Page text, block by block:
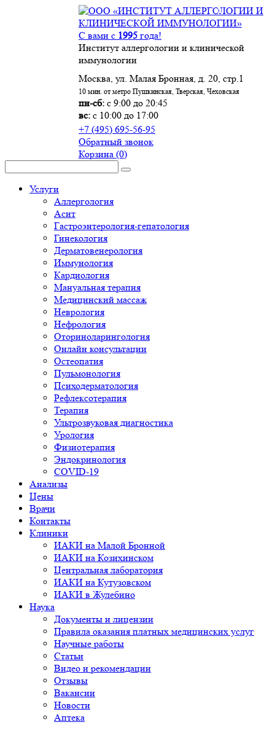
С вами с 1995 года!
Институт аллергологии и клинической
иммунологии
Москва, ул. Малая Бронная, д. 20, стр.1
10 мин. от метро Пушкинская, Тверская, Чеховская
пн-сб: с 9:00 до 20:45
вс: с 10:00 до 17:00
+7 (495) 695-56-95
Обратный звонок
Корзина (0)
Услуги
Аллергология
Асит
Гастроэнтерология-гепатология
Гинекология
Дерматовенерология
Иммунология
Кардиология
Мануальная терапия
Медицинский массаж
Неврология
Нефрология
Оториноларингология
Онлайн консультации
Остеопатия
Пульмонология
Психодерматология
Рефлексотерапия
Терапия
Ультрозвуковая диагностика
Урология
Физиотерапия
Эндокринология
COVID-19
Анализы
Цены
Врачи
Контакты
Клиники
ИАКИ на Малой Бронной
ИАКИ на Козихинском
Центральная лаборатория
ИАКИ на Кутузовском
ИАКИ в Жулебино
Наука
Документы и лицензии
Правила оказания платных медицинских услуг
Научные работы
Статьи
Видео и рекомендации
Отзывы
Вакансии
Новости
Аптека